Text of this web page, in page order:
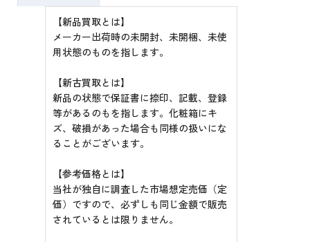
【新品買取とは】
メーカー出荷時の未開封、未開梱、未使
用状態のものを指します。
【新古買取とは】
新品の状態で保証書に捺印、記載、登録
等があるのもを指します。化粧箱にキ
ズ、破損があった場合も同様の扱いにな
ることがございます。
【参考価格とは】
当社が独自に調査した市場想定売価（定
価）ですので、必ずしも同じ金額で販売
されているとは限りません。